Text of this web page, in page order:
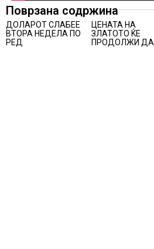
Поврзана содржина
ДОЛАРОТ СЛАБЕЕ
ВТОРА НЕДЕЛА ПО
РЕД
ЦЕНАТА НА
ЗЛАТОТО ЌЕ
ПРОДОЛЖИ ДА